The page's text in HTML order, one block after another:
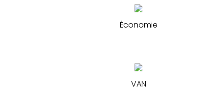
Économie
VAN